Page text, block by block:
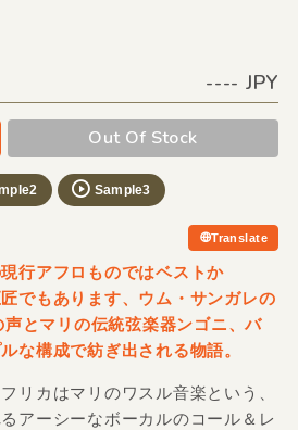
---- JPY
Out Of Stock
Sample3
Translate
行アフロものではベストか
でもあります、ウム・サンガレの
とマリの伝統弦楽器ンゴニ、バ
な構成で紡ぎ出される物語。
リカはマリのワスル音楽という、
アーシーなボーカルのコール＆レ